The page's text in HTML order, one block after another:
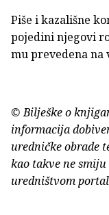
Piše i kazališne
pojedini njegovi
mu prevedena na
© Bilješke o
informacija
uredničke obrade
kao takve ne
uredništvom